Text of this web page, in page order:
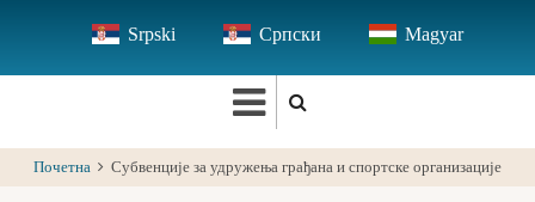
main
Srpski Српски Magyar
Почетна Субвенције за удружења грађана и спортске организације